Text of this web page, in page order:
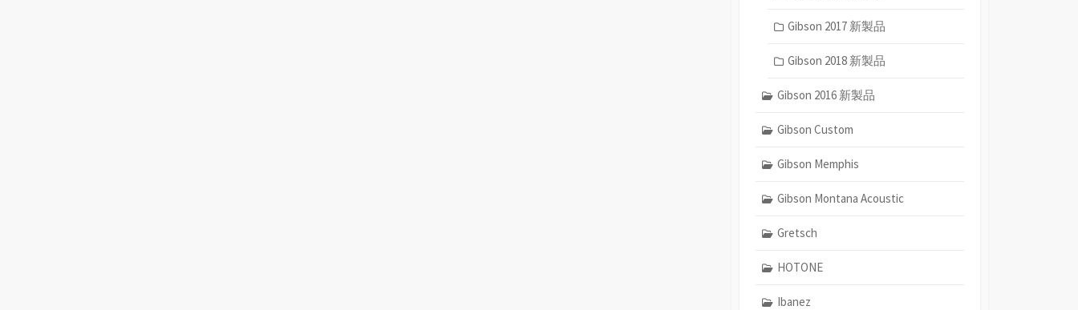
Gibson 2017 新製品
Gibson 2018 新製品
Gibson 2016 新製品
Gibson Custom
Gibson Memphis
Gibson Montana Acoustic
Gretsch
HOTONE
Ibanez